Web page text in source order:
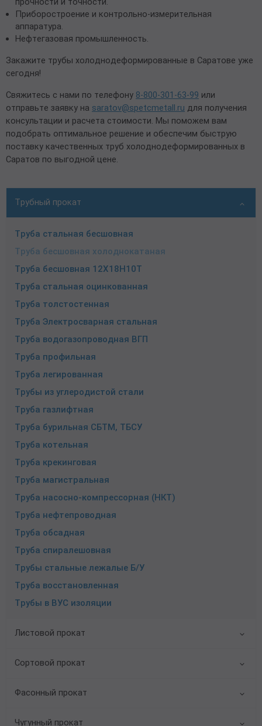
Трубный прокат
Труба стальная бесшовная
Труба бесшовная холоднокатаная
Труба бесшовная 12Х18Н10Т
Труба стальная оцинкованная
Труба толстостенная
Труба Электросварная стальная
Труба водогазопроводная ВГП
Труба профильная
Труба легированная
Трубы из углеродистой стали
Труба газлифтная
Труба бурильная СБТМ, ТБСУ
Труба котельная
Труба крекинговая
Труба магистральная
Труба насосно-компрессорная (НКТ)
Труба нефтепроводная
Труба обсадная
Труба спиралешовная
Трубы стальные лежалые Б/У
Труба восстановленная
Трубы в ВУС изоляции
Листовой прокат
Сортовой прокат
Фасонный прокат
Чугунный прокат
Приборостроение и контрольно-измерительная
аппаратура.
Нефтегазовая промышленность.
Закажите трубы холоднодеформированные в Саратове уже
сегодня!
Свяжитесь с нами по телефону 8-800-301-63-99 или
отправьте заявку на saratov@spetcmetall.ru для получения
консультации и расчета стоимости. Мы поможем вам
подобрать оптимальное решение и обеспечим быструю
поставку качественных труб холоднодеформированных в
Саратов по выгодной цене.